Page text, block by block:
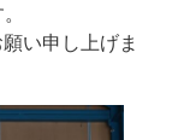
い申し上げま